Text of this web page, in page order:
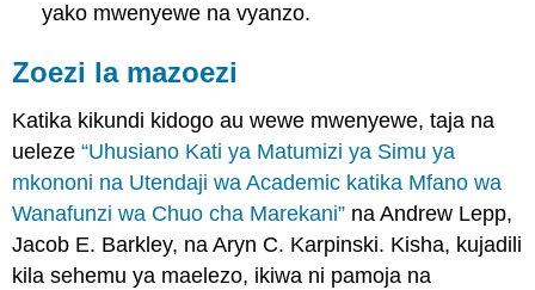
yako mwenyewe na vyanzo.
Zoezi la mazoezi
Katika kikundi kidogo au wewe mwenyewe, taja na
ueleze“Uhusiano Kati ya Matumizi ya Simu ya
mkononi na Utendaji wa Academic katika Mfano wa
Wanafunzi wa Chuo cha Marekani” na Andrew Lepp,
Jacob E. Barkley, na Aryn C. Karpinski. Kisha, kujadili
kila sehemu ya maelezo, ikiwa ni pamoja na